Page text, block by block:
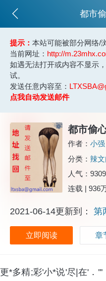
都市
提示：本站可能被部分网络/
当前网址： http://
如遇无法打开或内容不显示
试。
发送任意内容至：
点我自动发送邮件
都市偷
作者： 小强
分类： 辣
人气：
连载 | 936
2021-06-14更新到：第
立即阅读 章
更*多精;彩'小*说'尽|在'．